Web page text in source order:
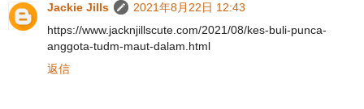
Jackie Jills
2021年8月22日 12:43
https://www.jacknjillscute.com/2021/08/kes-buli-punca-
anggota-tudm-maut-dalam.html
返信